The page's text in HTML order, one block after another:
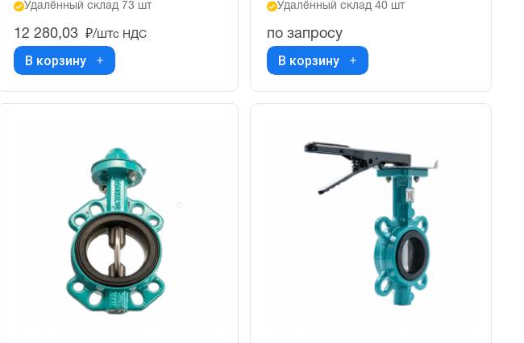
Удалённый склад 73 шт
12 280,03 ₽/штс НДС
В корзину
Удалённый склад 40 шт
по запросу
В корзину